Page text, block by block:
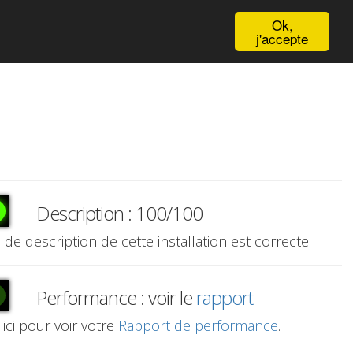
Ok,
j'accepte
Description : 100/100
de description de cette installation est correcte.
Performance : voir lerapport
ici pour voir votre Rapport de performance.